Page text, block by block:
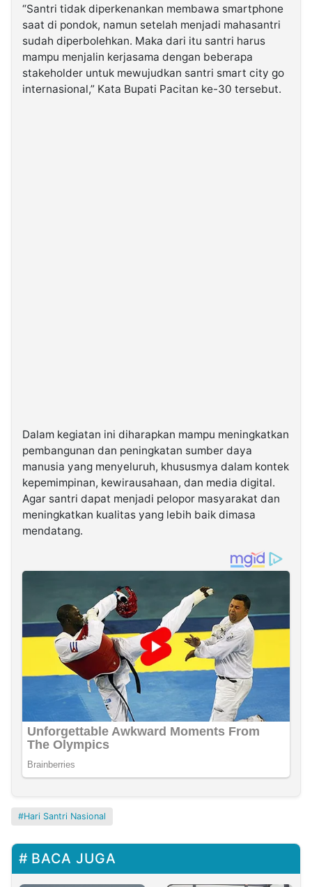
“Santri tidak diperkenankan membawa smartphone
saat di pondok, namun setelah menjadi mahasantri
sudah diperbolehkan. Maka dari itu santri harus
mampu menjalin kerjasama dengan beberapa
stakeholder untuk mewujudkan santri smart city go
internasional,” Kata Bupati Pacitan ke-30 tersebut.
Dalam kegiatan ini diharapkan mampu meningkatkan
pembangunan dan peningkatan sumber daya
manusia yang menyeluruh, khususmya dalam kontek
kepemimpinan, kewirausahaan, dan media digital.
Agar santri dapat menjadi pelopor masyarakat dan
meningkatkan kualitas yang lebih baik dimasa
mendatang.
Hari Santri Nasional
BACA JUGA